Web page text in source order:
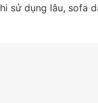
sử dụng lâu, sofa